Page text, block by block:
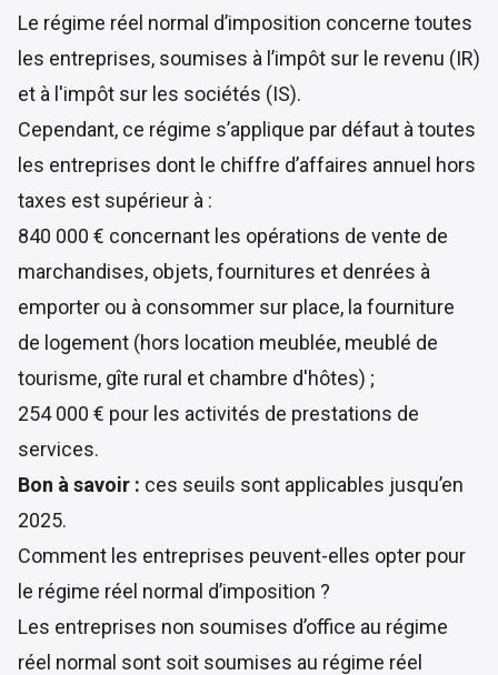
Le régime réel normal d’imposition concerne toutes
les entreprises, soumises à l’impôt sur le revenu (IR)
et à l'impôt sur les sociétés (IS).
Cependant, ce régime s’applique par défaut à toutes
les entreprises dont le chiffre d’affaires annuel hors
taxes est supérieur à :
840 000 € concernant les opérations de vente de
marchandises, objets, fournitures et denrées à
emporter ou à consommer sur place, la fourniture
de logement (hors location meublée, meublé de
tourisme, gîte rural et chambre d'hôtes) ;
254 000 € pour les activités de prestations de
services.
Bon à savoir : ces seuils sont applicables jusqu’en
2025.
Comment les entreprises peuvent-elles opter pour
le régime réel normal d’imposition ?
Les entreprises non soumises d’office au régime
réel normal sont soit soumises au régime réel